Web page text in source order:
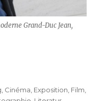
Grand-Duc Jean,
Cinéma Exposition Film